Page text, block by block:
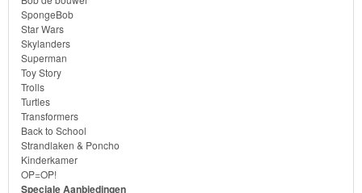
My
Little
Pony
Finding
Dory
Planes
SpongeBob
Star Wars
Skylanders
Superman
Toy Story
Trolls
Turtles
Transformers
Back to School
Strandlaken & Poncho
Kinderkamer
OP=OP!
Speciale Aanbiedingen